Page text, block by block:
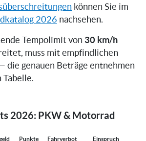
können Sie im
2026 nachsehen.
Tempolimit von 30 km/h
muss mit empfindlichen
die genauen Beträge entnehmen
Tabelle.
2026: PKW & Motorrad
Punkte Fahrverbot Einspruch